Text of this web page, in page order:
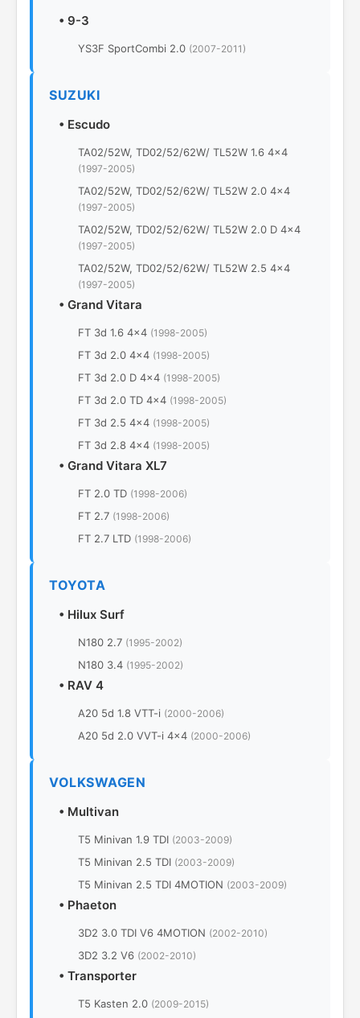
• 9-3
YS3F SportCombi 2.0 (2007-2011)
SUZUKI
• Escudo
TA02/52W, TD02/52/62W/ TL52W 1.6 4x4
(1997-2005)
TA02/52W, TD02/52/62W/ TL52W 2.0 4x4
(1997-2005)
TA02/52W, TD02/52/62W/ TL52W 2.0 D 4x4
(1997-2005)
TA02/52W, TD02/52/62W/ TL52W 2.5 4x4
(1997-2005)
• Grand Vitara
FT 3d 1.6 4x4 (1998-2005)
FT 3d 2.0 4x4 (1998-2005)
FT 3d 2.0 D 4x4 (1998-2005)
FT 3d 2.0 TD 4x4 (1998-2005)
FT 3d 2.5 4x4 (1998-2005)
FT 3d 2.8 4x4 (1998-2005)
• Grand Vitara XL7
FT 2.0 TD (1998-2006)
FT 2.7 (1998-2006)
FT 2.7 LTD (1998-2006)
TOYOTA
• Hilux Surf
N180 2.7 (1995-2002)
N180 3.4 (1995-2002)
• RAV 4
A20 5d 1.8 VTT-i (2000-2006)
A20 5d 2.0 VVT-i 4x4 (2000-2006)
VOLKSWAGEN
• Multivan
T5 Minivan 1.9 TDI (2003-2009)
T5 Minivan 2.5 TDI (2003-2009)
T5 Minivan 2.5 TDI 4MOTION (2003-2009)
• Phaeton
3D2 3.0 TDI V6 4MOTION (2002-2010)
3D2 3.2 V6 (2002-2010)
• Transporter
T5 Kasten 2.0 (2009-2015)